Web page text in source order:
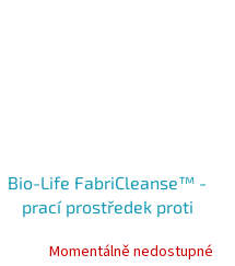
Bio-Life FabriCleanse™ -
prací prostředek proti
Momentálně nedostupné